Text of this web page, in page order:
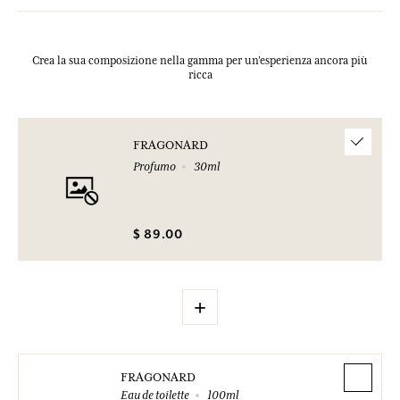
Crea la sua composizione nella gamma per un’esperienza ancora più
ricca
FRAGONARD
Profumo
30ml
$ 89.00
+
FRAGONARD
Eau de toilette
100ml